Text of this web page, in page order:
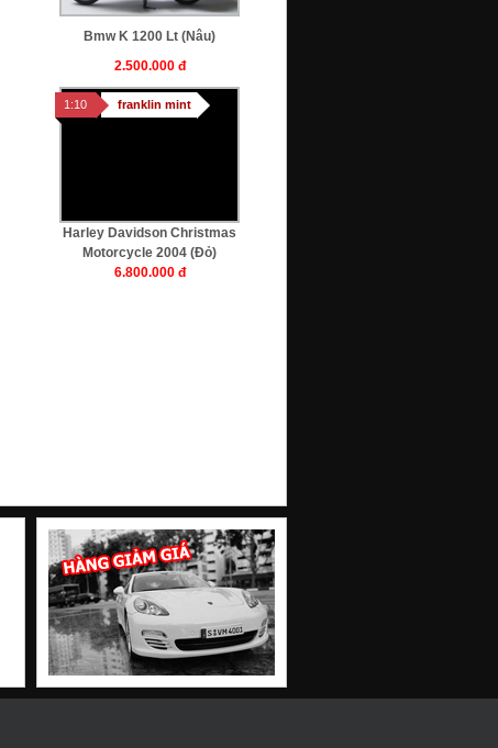
Bmw K 1200 Lt (nâu)
2.500.000 đ
1:10 franklin mint
Harley Davidson Christmas
Motorcycle 2004 (Đỏ)
6.800.000 đ